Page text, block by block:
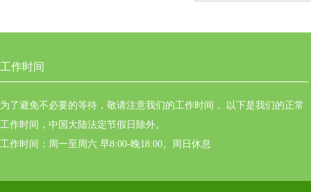
工作时间
为了避免不必要的等待，敬请注意我们的工作时间 。以下是我们的正常
工作时间，中国大陆法定节假日除外。
工作时间：周一至周六 早8:00-晚18:00。周日休息